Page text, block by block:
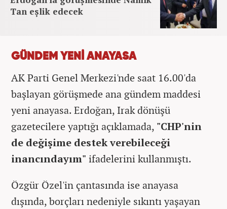
Tan eşlik edecek
GÜNDEM YENİ ANAYASA
AK Parti Genel Merkezi'nde saat 16.00'da
başlayan görüşmede ana gündem maddesi
yeni anayasa. Erdoğan, Irak dönüşü
gazetecilere yaptığı açıklamada, "CHP'nin
de değişime destek verebileceği
inancındayım" ifadelerini kullanmıştı.
Özgür Özel'in çantasında ise anayasa
dışında, borçları nedeniyle sıkıntı yaşayan